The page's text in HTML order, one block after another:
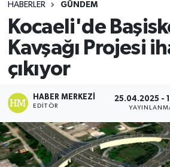
HABERLER GÜNDEM
Kocaeli'de
Kavşağı Projesi
çıkıyor
HABER MERKEZI
EDITÖR
25.04.2025 -